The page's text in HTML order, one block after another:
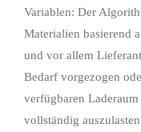
Variablen: Der
Materialien basierend
und vor allem
Bedarf vorgezogen
verfügbaren
vollständig